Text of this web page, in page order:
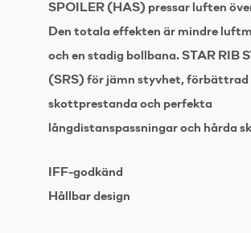
SPOILER (HAS) pressar luften
Den totala effekten är mindre
och en stadig bollbana. STAR RIB
(SRS) för jämn styvhet, förbättrad
skottprestanda och perfekta
långdistanspassningar och hårda
IFF-godkänd
Hållbar design